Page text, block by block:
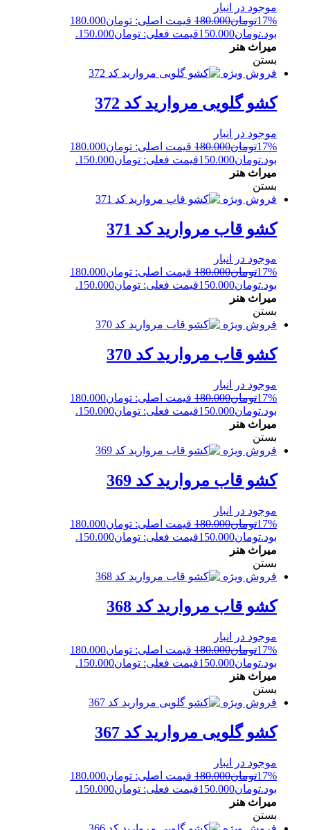
موجود در انبار
17%تومان180.000
قیمت اصلی: تومان180.000
بود.تومان150.000قیمت فعلی: تومان150.000.
میراث هنر
بستن
فروش ویژه
کشو گلویی مروارید کد 372
موجود در انبار
17%تومان180.000
قیمت اصلی: تومان180.000
بود.تومان150.000قیمت فعلی: تومان150.000.
میراث هنر
بستن
فروش ویژه
کشو قاب مروارید کد 371
موجود در انبار
17%تومان180.000
قیمت اصلی: تومان180.000
بود.تومان150.000قیمت فعلی: تومان150.000.
میراث هنر
بستن
فروش ویژه
کشو قاب مروارید کد 370
موجود در انبار
17%تومان180.000
قیمت اصلی: تومان180.000
بود.تومان150.000قیمت فعلی: تومان150.000.
میراث هنر
بستن
فروش ویژه
کشو قاب مروارید کد 369
موجود در انبار
17%تومان180.000
قیمت اصلی: تومان180.000
بود.تومان150.000قیمت فعلی: تومان150.000.
میراث هنر
بستن
فروش ویژه
کشو قاب مروارید کد 368
موجود در انبار
17%تومان180.000
قیمت اصلی: تومان180.000
بود.تومان150.000قیمت فعلی: تومان150.000.
میراث هنر
بستن
فروش ویژه
کشو گلویی مروارید کد 367
موجود در انبار
17%تومان180.000
قیمت اصلی: تومان180.000
بود.تومان150.000قیمت فعلی: تومان150.000.
میراث هنر
بستن